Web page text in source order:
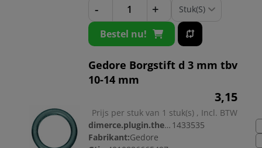
- +
Bestel nu!
Gedore Borgstift d 3 mm tbv
10-14 mm
3,15
Prijs per stuk van 1 stuk(s) , Incl. BTW
dimerce.plugin.theme.productnr: 1433535
Fabrikant:Gedore